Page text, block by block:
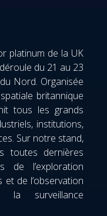
platinum de la UK
du 21 au 23
Nord. Organisée
britannique
tous les grands
institutions,
Sur notre stand,
toutes dernières
de l’exploration
de l’observation
surveillance